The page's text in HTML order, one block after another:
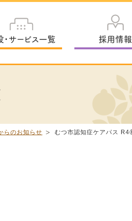
・サービス一覧 採用情報
らのお知らせ むつ市認知症ケアパス